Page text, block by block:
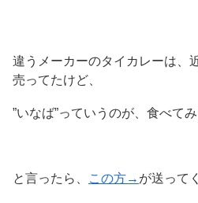
違うメーカーのタイカレーは、
売ってたけど、
”いなば”っていうのが、食べてみ
と言ったら、 この方→ が送って